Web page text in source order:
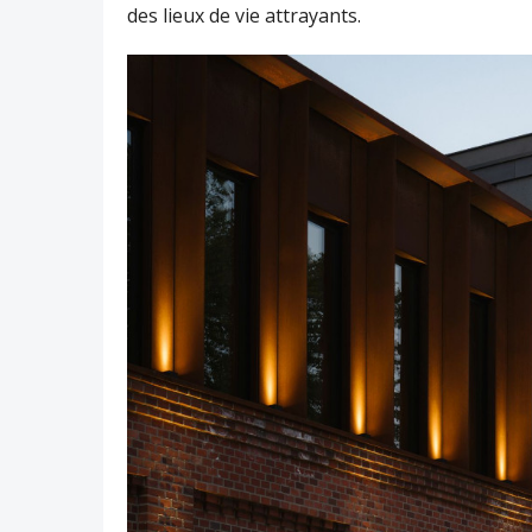
des lieux de vie attrayants.